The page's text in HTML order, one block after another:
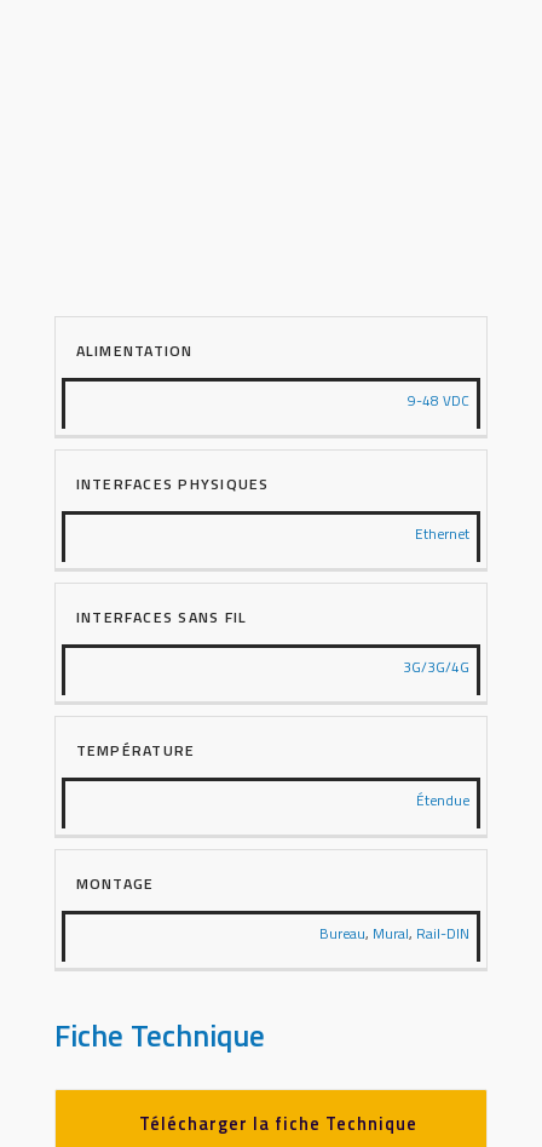
ALIMENTATION
9-48 VDC
INTERFACES PHYSIQUES
Ethernet
INTERFACES SANS FIL
3G/3G/4G
TEMPÉRATURE
Étendue
MONTAGE
Bureau, Mural, Rail-DIN
Fiche Technique
Télécharger la fiche Technique